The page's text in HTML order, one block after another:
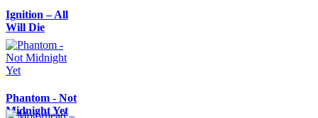
Ignition – All
Will Die
Phantom - Not
Midnight Yet